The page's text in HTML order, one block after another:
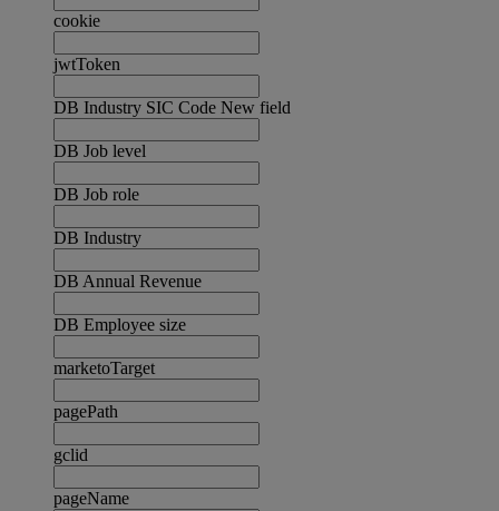
cookie
jwtToken
DB Industry SIC Code New field
DB Job level
DB Job role
DB Industry
DB Annual Revenue
DB Employee size
marketoTarget
pagePath
gclid
pageName